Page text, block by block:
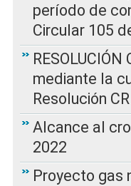
período de
Circular 105
mediante la
Resolución
Alcance al
2022
Proyecto gas